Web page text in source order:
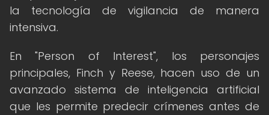
la tecnología de vigilancia de manera
intensiva.
En "Person of Interest", los personajes
principales, Finch y Reese, hacen uso de un
avanzado sistema de inteligencia artificial
que les permite predecir crímenes antes de